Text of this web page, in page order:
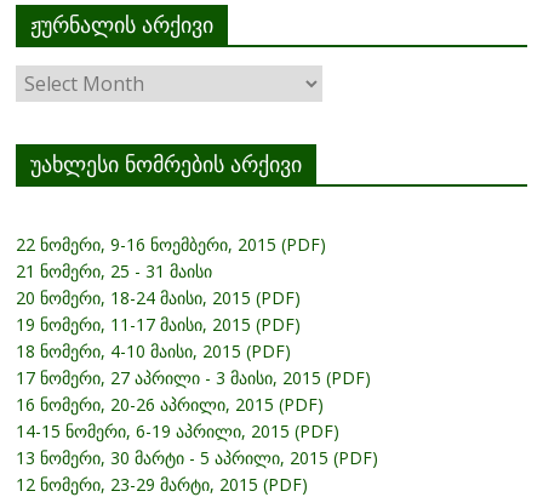
ჟურნალის არქივი
ჟურნალის
არქივი
უახლესი ნომრების არქივი
22 ნომერი, 9-16 ნოემბერი, 2015 (PDF)
21 ნომერი, 25 - 31 მაისი
20 ნომერი, 18-24 მაისი, 2015 (PDF)
19 ნომერი, 11-17 მაისი, 2015 (PDF)
18 ნომერი, 4-10 მაისი, 2015 (PDF)
17 ნომერი, 27 აპრილი - 3 მაისი, 2015 (PDF)
16 ნომერი, 20-26 აპრილი, 2015 (PDF)
14-15 ნომერი, 6-19 აპრილი, 2015 (PDF)
13 ნომერი, 30 მარტი - 5 აპრილი, 2015 (PDF)
12 ნომერი, 23-29 მარტი, 2015 (PDF)